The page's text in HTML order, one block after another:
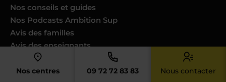
Nos centres 09 72 72 83 83 Nous contacter
Nos conseils et guides
Nos Podcasts Ambition Sup
Avis des familles
Avis des enseignants
Catalogues produits
Nos engagements